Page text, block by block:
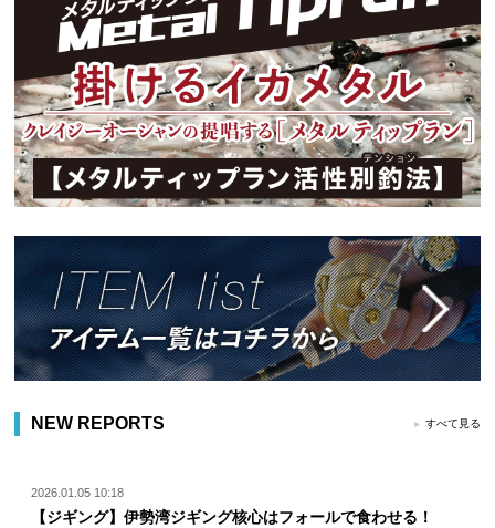
NEW REPORTS すべて見る
2026.01.05 10:18
【ジギング】伊勢湾ジギング核心はフォールで食わせる！